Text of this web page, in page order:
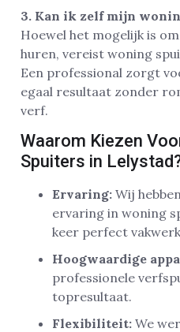
3. Kan ik zelf mijn
Hoewel het mogelijk is
huren, vereist woning
Een professional zorgt
egaal resultaat zonder
verf.
Waarom Kiezen
Spuiters in
Ervaring: Wij
ervaring in woning
keer perfect
Hoogwaardige
professionele
topresultaat.
Flexibiliteit: We